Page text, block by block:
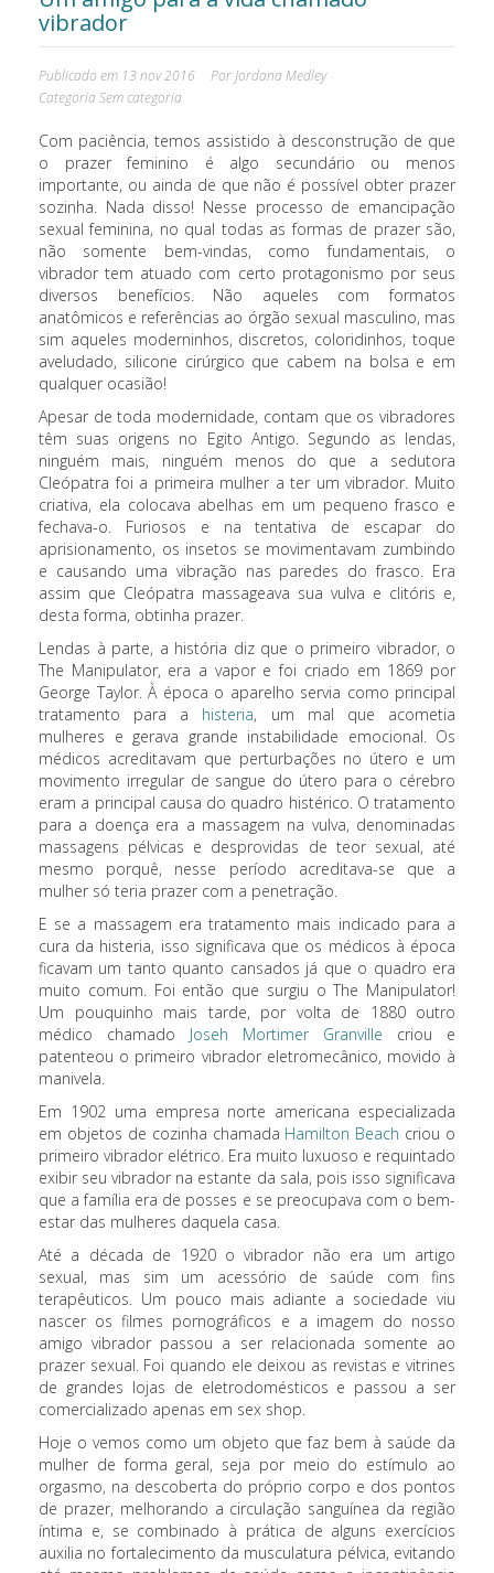
vibrador
Publicado em 13 nov 2016 PorJordana Medley
Categoria Sem categoria
Com paciência, temos assistido à desconstrução de que
o prazer feminino é algo secundário ou menos
importante, ou ainda de que não é possível obter prazer
sozinha. Nada disso! Nesse processo de emancipação
sexual feminina, no qual todas as formas de prazer são,
não somente bem-vindas, como fundamentais, o
vibrador tem atuado com certo protagonismo por seus
diversos benefícios. Não aqueles com formatos
anatômicos e referências ao órgão sexual masculino, mas
sim aqueles moderninhos, discretos, coloridinhos, toque
aveludado, silicone cirúrgico que cabem na bolsa e em
qualquer ocasião!
Apesar de toda modernidade, contam que os vibradores
têm suas origens no Egito Antigo. Segundo as lendas,
ninguém mais, ninguém menos do que a sedutora
Cleópatra foi a primeira mulher a ter um vibrador. Muito
criativa, ela colocava abelhas em um pequeno frasco e
fechava-o. Furiosos e na tentativa de escapar do
aprisionamento, os insetos se movimentavam zumbindo
e causando uma vibração nas paredes do frasco. Era
assim que Cleópatra massageava sua vulva e clitóris e,
desta forma, obtinha prazer.
Lendas à parte, a história diz que o primeiro vibrador, o
The Manipulator, era a vapor e foi criado em 1869 por
George Taylor. À época o aparelho servia como principal
tratamento para a histeria, um mal que acometia
mulheres e gerava grande instabilidade emocional. Os
médicos acreditavam que perturbações no útero e um
movimento irregular de sangue do útero para o cérebro
eram a principal causa do quadro histérico. O tratamento
para a doença era a massagem na vulva, denominadas
massagens pélvicas e desprovidas de teor sexual, até
mesmo porquê, nesse período acreditava-se que a
mulher só teria prazer com a penetração.
E se a massagem era tratamento mais indicado para a
cura da histeria, isso significava que os médicos à época
ficavam um tanto quanto cansados já que o quadro era
muito comum. Foi então que surgiu o The Manipulator!
Um pouquinho mais tarde, por volta de 1880 outro
médico chamado Joseh Mortimer Granville criou e
patenteou o primeiro vibrador eletromecânico, movido à
manivela.
Em 1902 uma empresa norte americana especializada
em objetos de cozinha chamada Hamilton Beach criou o
primeiro vibrador elétrico. Era muito luxuoso e requintado
exibir seu vibrador na estante da sala, pois isso significava
que a família era de posses e se preocupava com o bem-
estar das mulheres daquela casa.
Até a década de 1920 o vibrador não era um artigo
sexual, mas sim um acessório de saúde com fins
terapêuticos. Um pouco mais adiante a sociedade viu
nascer os filmes pornográficos e a imagem do nosso
amigo vibrador passou a ser relacionada somente ao
prazer sexual. Foi quando ele deixou as revistas e vitrines
de grandes lojas de eletrodomésticos e passou a ser
comercializado apenas em sex shop.
Hoje o vemos como um objeto que faz bem à saúde da
mulher de forma geral, seja por meio do estímulo ao
orgasmo, na descoberta do próprio corpo e dos pontos
de prazer, melhorando a circulação sanguínea da região
íntima e, se combinado à prática de alguns exercícios
auxilia no fortalecimento da musculatura pélvica, evitando